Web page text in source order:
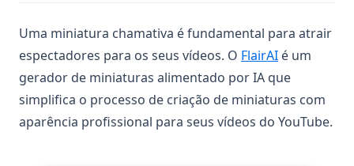
Uma miniatura chamativa é fundamental para atrair
espectadores para os seus vídeos. O FlairAI(opens in a
é um
gerador de miniaturas alimentado por IA que
simplifica o processo de criação de miniaturas com
aparência profissional para seus vídeos do YouTube.